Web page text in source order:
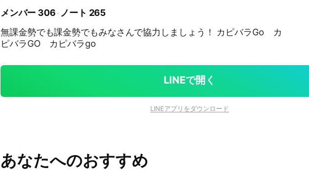
メンバー 306
ノート 265
無課金勢でも課金勢でもみなさんで協力しましょう！ カピバラGo カ
ピバラGO カピバラgo
LINEで開く
LINEアプリをダウンロード
あなたへのおすすめ